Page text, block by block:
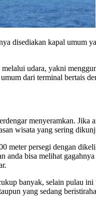
disediakan kapal umum
melalui udara, yakni
dari terminal bertais
menyeramkan.
wisata yang sering
meter persegi dengan
anda bisa melihat
banyak, selain pulau
yang sedang